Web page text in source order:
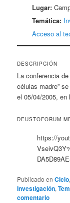
Lugar:
Temática:
Acceso al
DESCRIPCIÓN
La conferencia
células madre”
el 05/04/2005, en
DEUSTOFORUM
https://
Publicado en Ciclo
Investigación,
comentario